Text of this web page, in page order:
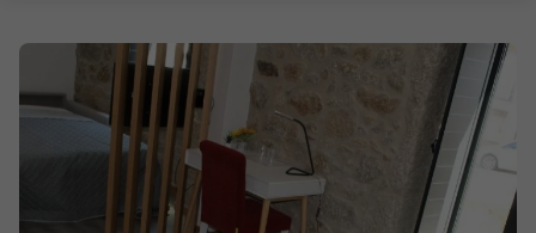
Disneyland ® Paris
Escapadinhas